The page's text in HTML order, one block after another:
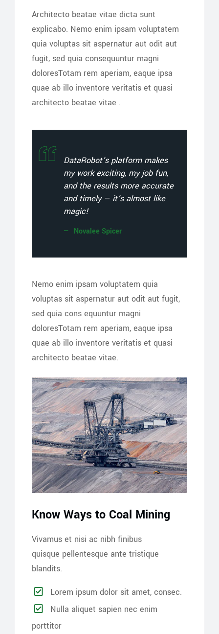
Architecto beatae vitae dicta sunt
explicabo. Nemo enim ipsam voluptatem
quia voluptas sit aspernatur aut odit aut
fugit, sed quia consequuntur magni
doloresTotam rem aperiam, eaque ipsa
quae ab illo inventore veritatis et quasi
architecto beatae vitae .
DataRobot’s platform makes
my work exciting, my job fun,
and the results more accurate
and timely — it’s almost like
magic!
Novalee Spicer
Nemo enim ipsam voluptatem quia
voluptas sit aspernatur aut odit aut fugit,
sed quia cons equuntur magni
doloresTotam rem aperiam, eaque ipsa
quae ab illo inventore veritatis et quasi
architecto beatae vitae.
Know Ways to Coal Mining
Vivamus et nisi ac nibh finibus
quisque pellentesque ante tristique
blandits.
Lorem ipsum dolor sit amet, consec.
Nulla aliquet sapien nec enim
porttitor